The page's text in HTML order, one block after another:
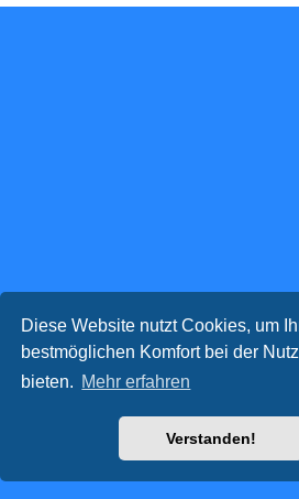
Diese Website nutzt Cookies, um
bestmöglichen Komfort bei der
bieten. Mehr erfahren
Verstanden!